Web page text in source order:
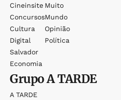
Cineinsite
Concursos
Cultura
Digital
Salvador
Economia
Muito
Mundo
Opinião
Política
GrupoA TARDE
A TARDE